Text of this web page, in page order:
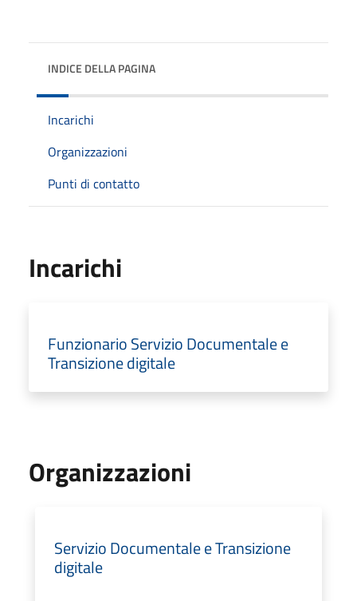
INDICE DELLA PAGINA
Incarichi
Organizzazioni
Punti di contatto
Incarichi
Funzionario Servizio Documentale e
Transizione digitale
Organizzazioni
Servizio Documentale e Transizione
digitale